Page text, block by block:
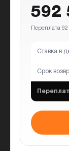
592
Переплата
Ставка в
Срок